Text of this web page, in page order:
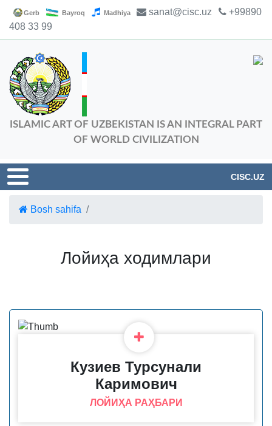
Gerb Bayroq Madhiya sanat@cisc.uz
+99890
408 33 99
ISLAMIC ART OF UZBEKISTAN IS AN INTEGRAL PART
OF WORLD CIVILIZATION
CISC.UZ
Bosh sahifa
Лойиҳа ходимлари
Кузиев Турсунали
Каримович
ЛОЙИҲА РАҲБАРИ